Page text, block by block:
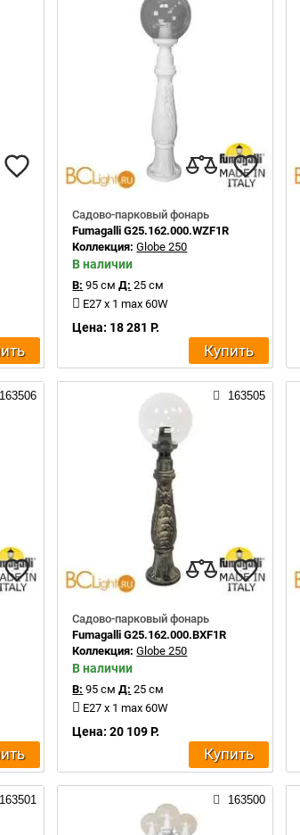
Садово-парковый фонарь
Fumagalli G25.162.000.WZF1R
Коллекция:Globe 250
В наличии
В: 95 см Д: 25 см
E27 x 1 max 60W
Цена: 18 281 Р.
Купить
163506 163505
Садово-парковый фонарь
Fumagalli G25.162.000.BXF1R
Коллекция:Globe 250
В наличии
В: 95 см Д: 25 см
E27 x 1 max 60W
Цена: 20 109 Р.
Купить
163501 163500